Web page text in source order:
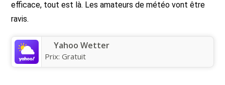
efficace, tout est là. Les amateurs de météo vont être
ravis.
Yahoo Wetter
Prix:Gratuit